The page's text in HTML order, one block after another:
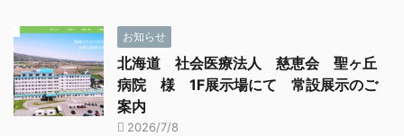
お知らせ
北海道 社会医療法人 慈恵会 聖ヶ丘
病院 様 1F展示場にて 常設展示のご
案内
2026/7/8